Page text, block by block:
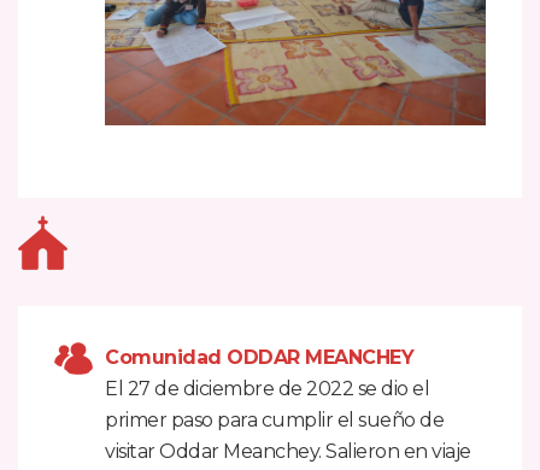
Comunidad ODDAR MEANCHEY
El 27 de diciembre de 2022 se dio el
primer paso para cumplir el sueño de
visitar Oddar Meanchey. Salieron en viaje